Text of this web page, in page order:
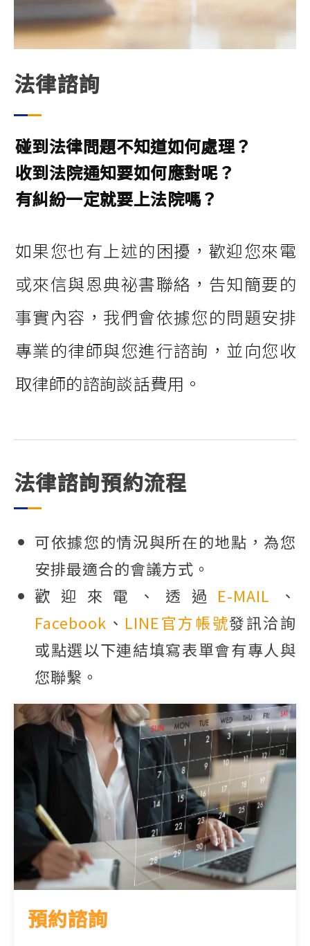
法律諮詢
碰到法律問題不知道如何處理？
收到法院通知要如何應對呢？
有糾紛一定就要上法院嗎？
如果您也有上述的困擾，歡迎您來電
或來信與恩典祕書聯絡，告知簡要的
事實內容，我們會依據您的問題安排
專業的律師與您進行諮詢，並向您收
取律師的諮詢談話費用。
法律諮詢預約流程
可依據您的情況與所在的地點，為您
安排最適合的會議方式。
歡迎來電、透過 E-MAIL 、
Facebook 、 LINE官方帳號發訊洽詢
或點選以下連結填寫表單會有專人與
您聯繫。
預約諮詢